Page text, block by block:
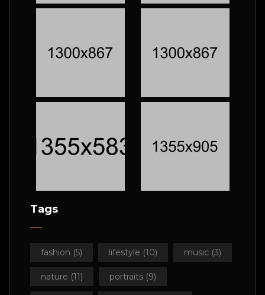
Tags
fashion (5) lifestyle (10) music (3)
nature (11) portraits (9)